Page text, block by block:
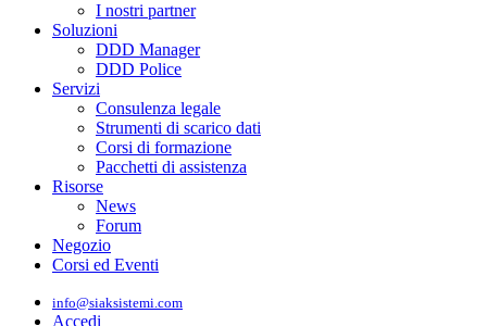
I nostri partner
Soluzioni
DDD Manager
DDD Police
Servizi
Consulenza legale
Strumenti di scarico dati
Corsi di formazione
Pacchetti di assistenza
Risorse
News
Forum
Negozio
Corsi ed Eventi
info@siaksistemi.com
Accedi